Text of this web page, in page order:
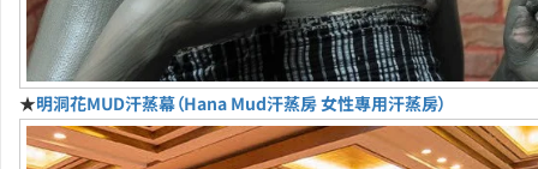
★明洞花MUD汗蒸幕（Hana Mud汗蒸房 女性專用汗蒸房）